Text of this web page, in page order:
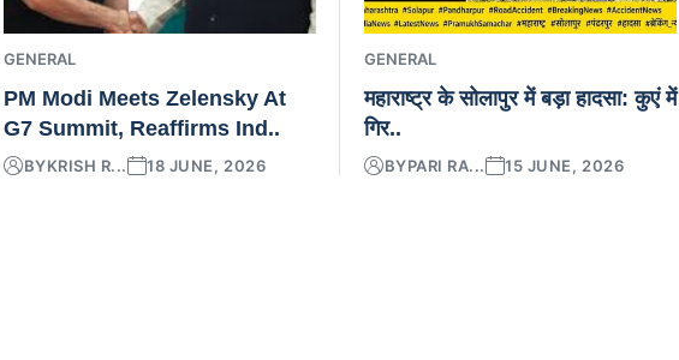
GENERAL
PM Modi Meets Zelensky At
G7 Summit, Reaffirms Ind..
BYKRISH R... 18 JUNE, 2026
GENERAL
महाराष्ट्र के सोलापुर में बड़ा हादसा: कुएं में
गिर..
BYPARI RA... 15 JUNE, 2026